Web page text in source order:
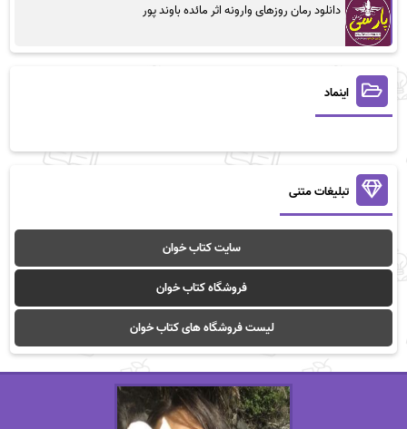
دانلود رمان روزهای وارونه اثر مائده باوند پور
اینماد
تبلیغات متنی
سایت کتاب خوان
فروشگاه کتاب خوان
لیست فروشگاه های کتاب خوان